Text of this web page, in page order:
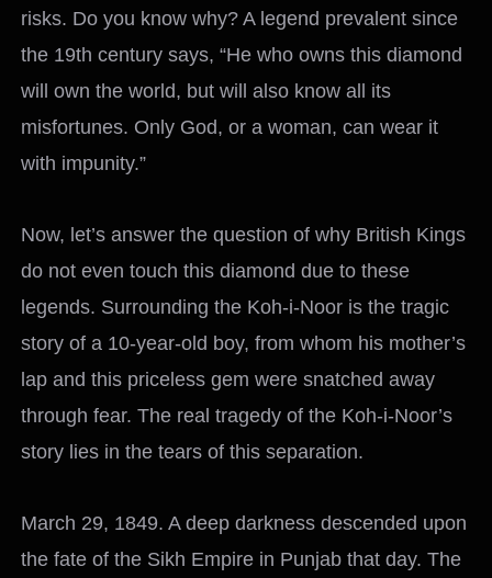
risks. Do you know why? A legend prevalent since
the 19th century says, “He who owns this diamond
will own the world, but will also know all its
misfortunes. Only God, or a woman, can wear it
with impunity.”
Now, let’s answer the question of why British Kings
do not even touch this diamond due to these
legends. Surrounding the Koh-i-Noor is the tragic
story of a 10-year-old boy, from whom his mother’s
lap and this priceless gem were snatched away
through fear. The real tragedy of the Koh-i-Noor’s
story lies in the tears of this separation.
March 29, 1849. A deep darkness descended upon
the fate of the Sikh Empire in Punjab that day. The